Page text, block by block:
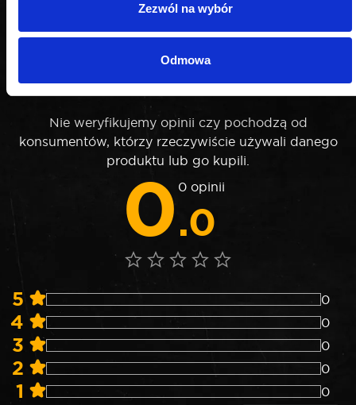
Zezwól na wybór
Odmowa
OPINIE
Nie weryfikujemy opinii czy pochodzą od
konsumentów, którzy rzeczywiście używali danego
produktu lub go kupili.
0.0
0 opinii
5 0
4 0
3 0
2 0
1 0